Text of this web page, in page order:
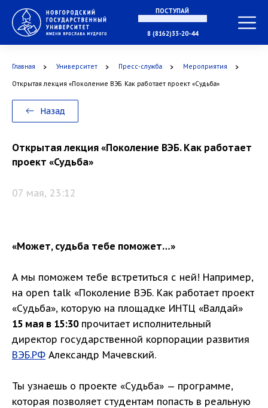
ПОСТУПАЙ
В МАГИСТРАТУРУ
В АСПИРАНТУРУ
8 (8162)33-20-44
Главная Университет Пресс-служба Мероприятия
Открытая лекция «Поколение ВЭБ. Как работает проект «Судьба»
Назад
Открытая лекция «Поколение ВЭБ. Как работает
проект «Судьба»
07 мая, 23:12
«Может, судьба тебе поможет…»
А мы поможем тебе встретиться с ней! Например,
на open talk «Поколение ВЭБ. Как работает проект
«Судьба», которую на площадке ИНТЦ «Валдай»
15 мая в 15:30прочитает исполнительный
директор государственной корпорации развития
ВЭБ.РФ Александр Мачевский.
Ты узнаешь о проекте «Судьба» — программе,
которая позволяет студентам попасть в реальную